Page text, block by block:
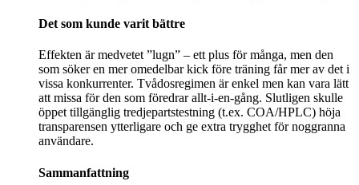
Det som kunde varit bättre
Effekten är medvetet ”lugn” – ett plus för många, men den
som söker en mer omedelbar kick före träning får mer av det i
vissa konkurrenter. Tvådosregimen är enkel men kan vara lätt
att missa för den som föredrar allt-i-en-gång. Slutligen skulle
öppet tillgänglig tredjepartstestning (t.ex. COA/HPLC) höja
transparensen ytterligare och ge extra trygghet för noggranna
användare.
Sammanfattning